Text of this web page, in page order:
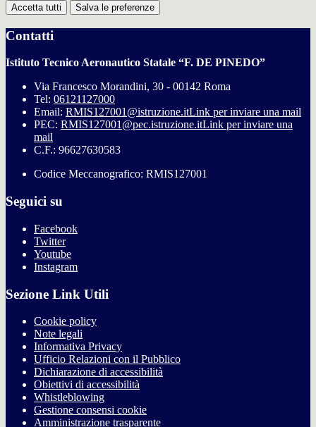
Accetta tutti Salva le preferenze
Contatti
Istituto Tecnico Aeronautico Statale “F. DE PINEDO”
Via Francesco Morandini, 30 - 00142 Roma
Tel: 06121127000
Email: RMIS127001@istruzione.itLink per inviare una mail
PEC: RMIS127001@pec.istruzione.itLink per inviare una
mail
C.F.: 96627630583
Codice Meccanografico: RMIS127001
Seguici su
Facebook
Twitter
Youtube
Instagram
Sezione Link Utili
Cookie policy
Note legali
Informativa Privacy
Ufficio Relazioni con il Pubblico
Dichiarazione di accessibilità
Obiettivi di accessibilità
Whistleblowing
Gestione consensi cookie
Amministrazione trasparente